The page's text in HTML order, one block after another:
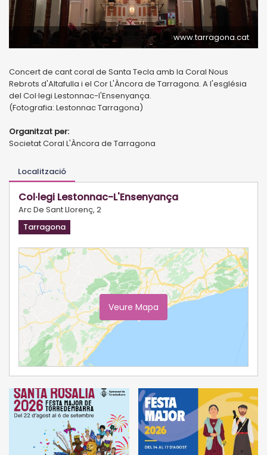
www.tarragona.cat
Concert de cant coral de Santa Tecla amb la Coral Nous
Rebrots d'Altafulla i el Cor L'Àncora de Tarragona. A l'església
del Col·legi Lestonnac-l'Ensenyança.
(Fotografia: Lestonnac Tarragona)
Organitzat per:
Societat Coral L'Àncora de Tarragona
Localització
Col·legi Lestonnac-L'Ensenyança
Arc De Sant Llorenç, 2
Tarragona
Veure Mapa